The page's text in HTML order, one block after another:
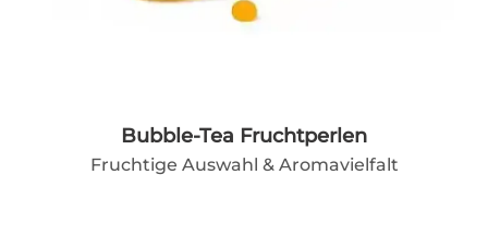
Bubble-Tea Fruchtperlen
Fruchtige Auswahl & Aromavielfalt